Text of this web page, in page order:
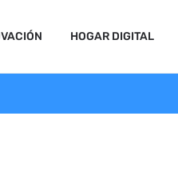
HOGAR DIGITAL